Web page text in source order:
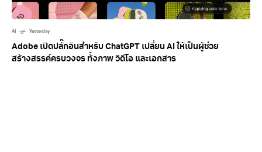
AI Yesterday
Adobe เปิดปลั๊กอินสำหรับ ChatGPT เปลี่ยน AI ให้เป็นผู้ช่วย
สร้างสรรค์ครบวงจร ทั้งภาพ วิดีโอ และเอกสาร